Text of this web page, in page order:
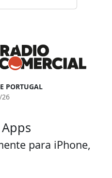
PORTUGAL
26
para iPhone,